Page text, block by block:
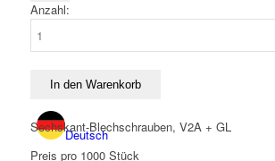
Deutsch
Anzahl:
19
mm
In den Warenkorb
Sechskant-Blechschrauben, V2A + GL
Preis pro 1000 Stück